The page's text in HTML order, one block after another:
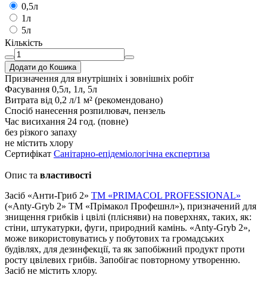
0,5л
1л
5л
Кількість
Додати до Кошика
Призначення для внутрішніх і зовнішніх робіт
Фасування 0,5л, 1л, 5л
Витрата від 0,2 л/1 м² (рекомендовано)
Спосіб нанесення розпилювач, пензель
Час висихання 24 год. (повне)
без різкого запаху
не містить хлору
Сертифікат Санітарно-епідеміологічна експертиза
Опис та властивості
Засіб «Анти-Гриб 2» ТМ «PRIMACOL PROFESSIONAL»
(«Anty-Gryb 2» ТМ «Прімакол Профешнл»), призначений для
знищення грибків і цвілі (плісняви) на поверхнях, таких, як:
стіни, штукатурки, фуги, природний камінь. «Anty-Gryb 2»,
може використовуватись у побутових та громадських
будівлях, для дезинфекції, та як запобіжний продукт проти
росту цвілевих грибів. Запобігає повторному утворенню.
Засіб не містить хлору.